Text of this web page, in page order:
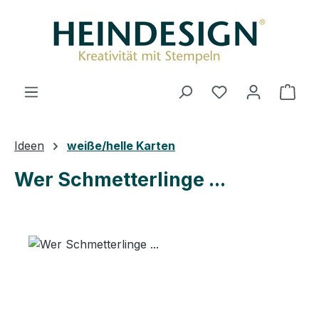
Du hast 0
Ideen weiße/helle Karten
Wer Schmetterlinge ...